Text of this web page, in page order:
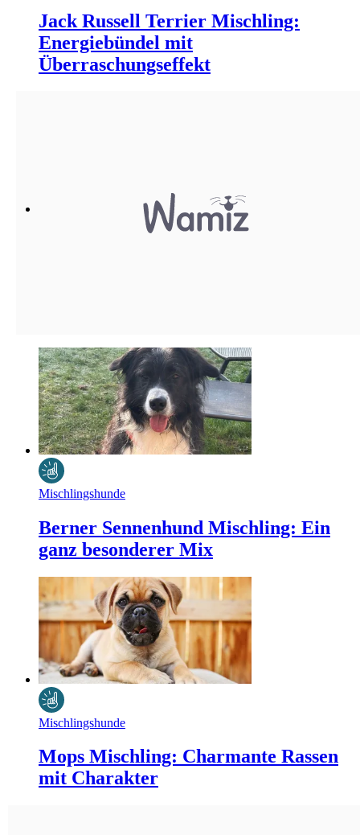
Jack Russell Terrier Mischling:
Energiebündel mit
Überraschungseffekt
Mischlingshunde
Berner Sennenhund Mischling: Ein
ganz besonderer Mix
Mischlingshunde
Mops Mischling: Charmante Rassen
mit Charakter